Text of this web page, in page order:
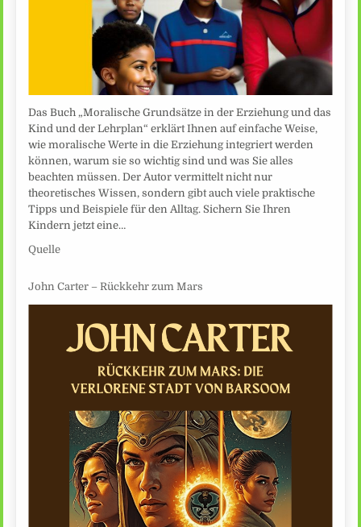
Das Buch „Moralische Grundsätze in der Erziehung und das
Kind und der Lehrplan“ erklärt Ihnen auf einfache Weise,
wie moralische Werte in die Erziehung integriert werden
können, warum sie so wichtig sind und was Sie alles
beachten müssen. Der Autor vermittelt nicht nur
theoretisches Wissen, sondern gibt auch viele praktische
Tipps und Beispiele für den Alltag. Sichern Sie Ihren
Kindern jetzt eine…
Quelle
John Carter – Rückkehr zum Mars